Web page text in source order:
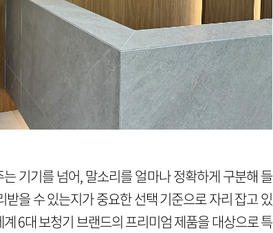
기기를 넘어, 말소리를 얼마나 정확하게 구분해 들
을 수 있는지가 중요한 선택 기준으로 자리 잡고 있
6대 보청기 브랜드의 프리미엄 제품을 대상으로 특